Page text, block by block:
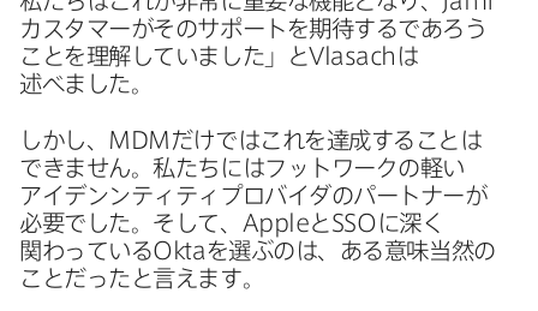
カスタマーが​その​サポートを​期待するであろう​
ことを​理解していました」と Vlasach は​
述べました。
しかし、 MDM だけでは​これを​達成する​ことは​
できません。​私たちには​フットワークの​軽い​
アイデンンティティプロバイダの​パートナーが​
必要でした。​そして、 Appleと SSO に​深く​
関わっているOktaを​選ぶのは、​ある​意味当然の​
ことだったと​言えます。